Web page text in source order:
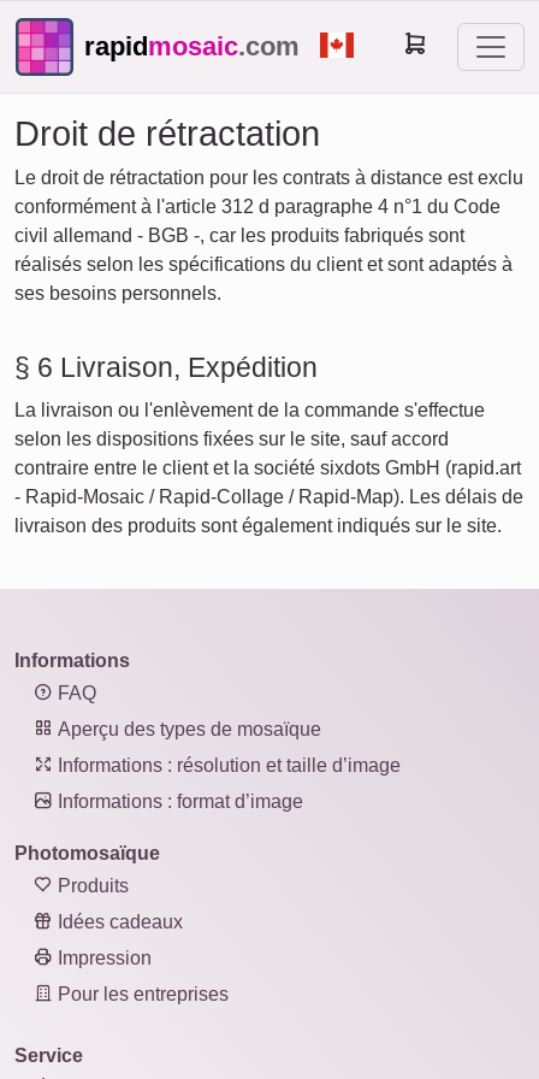
rapidmosaic.com
Droit de rétractation
Le droit de rétractation pour les contrats à distance est exclu
conformément à l'article 312 d paragraphe 4 n°1 du Code
civil allemand - BGB -, car les produits fabriqués sont
réalisés selon les spécifications du client et sont adaptés à
ses besoins personnels.
§ 6 Livraison, Expédition
La livraison ou l'enlèvement de la commande s'effectue
selon les dispositions fixées sur le site, sauf accord
contraire entre le client et la société sixdots GmbH (rapid.art
- Rapid-Mosaic / Rapid-Collage / Rapid-Map). Les délais de
livraison des produits sont également indiqués sur le site.
Informations
FAQ
Aperçu des types de mosaïque
Informations : résolution et taille d’image
Informations : format d’image
Photomosaïque
Produits
Idées cadeaux
Impression
Pour les entreprises
Service